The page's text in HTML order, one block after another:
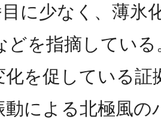
に少なく、薄氷
を指摘してい
を促している
による北極風